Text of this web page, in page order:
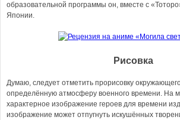
образовательной программы он, вместе с
Японии.
Рисовка
Думаю, следует отметить прорисовку
определённую атмосферу военного времени. На
характерное изображение героев для времени
изображение может отпугнуть искушённых